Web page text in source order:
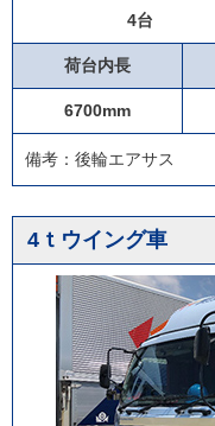
4台
荷台内長
6700mm
備考：後輪エアサス
4ｔウイング車